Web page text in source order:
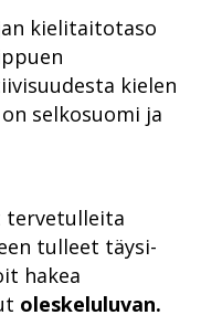
kielitaitotaso
kielen
selkosuomi ja
tervetulleita
tulleet täysi-
hakea
oleskeluluvan.